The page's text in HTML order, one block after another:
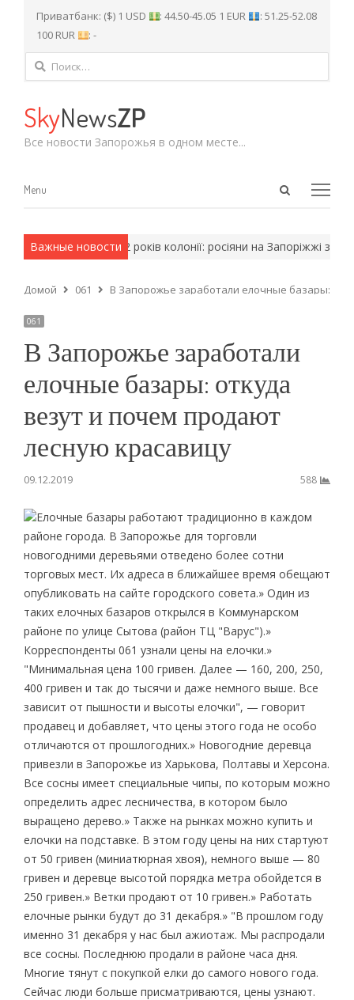
Приватбанк: ($) 1 USD : 44.50-45.05 1 EUR
: 51.25-52.08
100 RUR
: -
Найти:
SkyNewsZP
Все новости Запорожья в одном месте...
Open
Menu
Menu
Важные новости
методы. 12 років колонії: росіяни на Запоріжжі
Домой 061 В Запорожье заработали елочные базары:
061
В Запорожье заработали
елочные базары: откуда
везут и почем продают
лесную красавицу
09.12.2019 588
Елочные базары работают традиционно в каждом
районе города. В Запорожье для торговли
новогодними деревьями отведено более сотни
торговых мест. Их адреса в ближайшее время обещают
опубликовать на сайте городского совета.» Один из
таких елочных базаров открылся в Коммунарском
районе по улице Сытова (район ТЦ "Варус").»
Корреспонденты 061 узнали цены на елочки.»
"Минимальная цена 100 гривен. Далее — 160, 200, 250,
400 гривен и так до тысячи и даже немного выше. Все
зависит от пышности и высоты елочки", — говорит
продавец и добавляет, что цены этого года не особо
отличаются от прошлогодних.» Новогодние деревца
привезли в Запорожье из Харькова, Полтавы и Херсона.
Все сосны имеет специальные чипы, по которым можно
определить адрес лесничества, в котором было
выращено дерево.» Также на рынках можно купить и
елочки на подставке. В этом году цены на них стартуют
от 50 гривен (миниатюрная хвоя), немного выше — 80
гривен и деревце высотой порядка метра обойдется в
250 гривен.» Ветки продают от 10 гривен.» Работать
елочные рынки будут до 31 декабря.» "В прошлом году
именно 31 декабря у нас был ажиотаж. Мы распродали
все сосны. Последнюю продали в районе часа дня.
Многие тянут с покупкой елки до самого нового года.
Сейчас люди больше присматриваются, цены узнают.